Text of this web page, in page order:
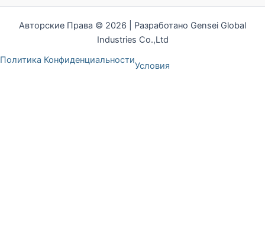
Авторские Права © 2026 | Разработано Gensei Global
Industries Co.,Ltd
Политика Конфиденциальности
Условия